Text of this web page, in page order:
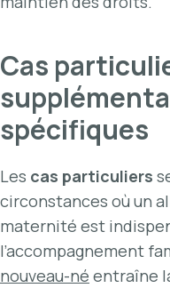
Cas
spécifiques
Les cas particuliers
circonstances où un
maternité est
l’accompagnement
nouveau-né entraîne